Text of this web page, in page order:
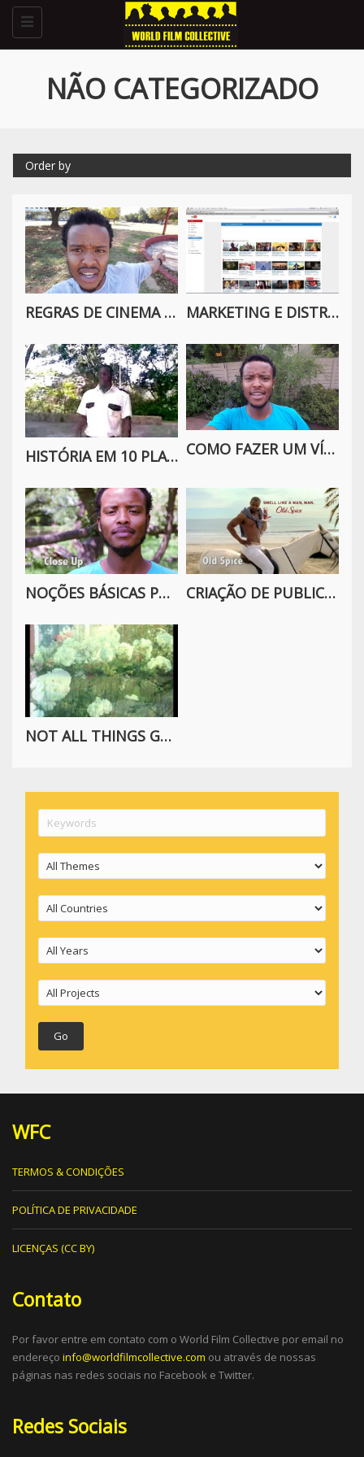
Toggle
navigation
NÃO CATEGORIZADO
Order by
REGRAS DE CINEMA PARA REPORTAGENS JORNALÍSTICAS MARKETING E DISTRIBUIÇÃO DE FILMES
HISTÓRIA EM 10 PLANOS COMO FAZER UM VÍDEO DIÁRIO
NOÇÕES BÁSICAS PARA FAZER FILME COM O CELULAR CRIAÇÃO DE PUBLICIDADE PARA UMA EMPRESA OU ORGANIZAÇÃO
NOT ALL THINGS GO WRONG
WFC
TERMOS & CONDIÇÕES
POLÍTICA DE PRIVACIDADE
LICENÇAS (CC BY)
Contato
Por favor entre em contato com o World Film Collective por email no
endereço info@worldfilmcollective.com ou através de nossas
páginas nas redes sociais no Facebook e Twitter.
Redes Sociais